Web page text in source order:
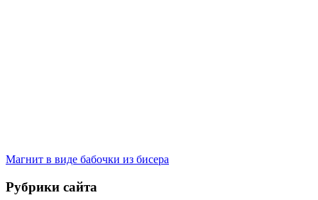
Магнит в виде бабочки из бисера
Рубрики сайта